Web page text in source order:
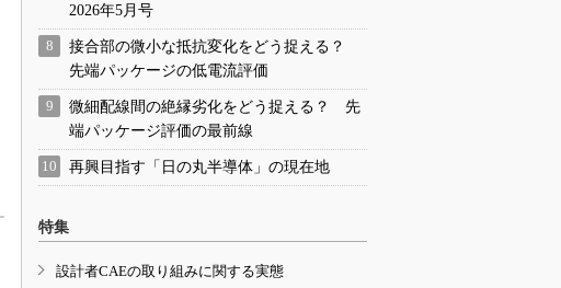
2026年5月号
接合部の微小な抵抗変化をどう捉える？
先端パッケージの低電流評価
微細配線間の絶縁劣化をどう捉える？ 先
端パッケージ評価の最前線
再興目指す「日の丸半導体」の現在地
特集
設計者CAEの取り組みに関する実態